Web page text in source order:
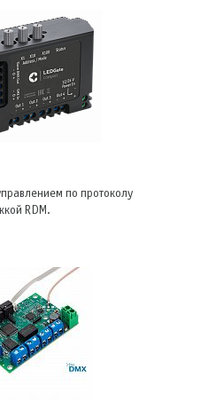
по протоколу
RDM.